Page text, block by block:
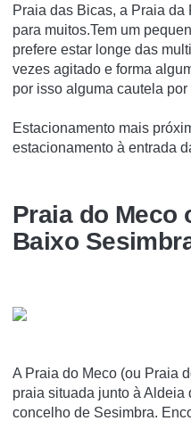
Praia das Bicas, a Praia
para muitos.Tem um
prefere estar longe das
vezes agitado e forma
por isso alguma cautela
Estacionamento mais
estacionamento à entrada
Praia do Meco
Baixo
A Praia do Meco (ou Praia
praia situada junto à Aldeia
concelho de Sesimbra.